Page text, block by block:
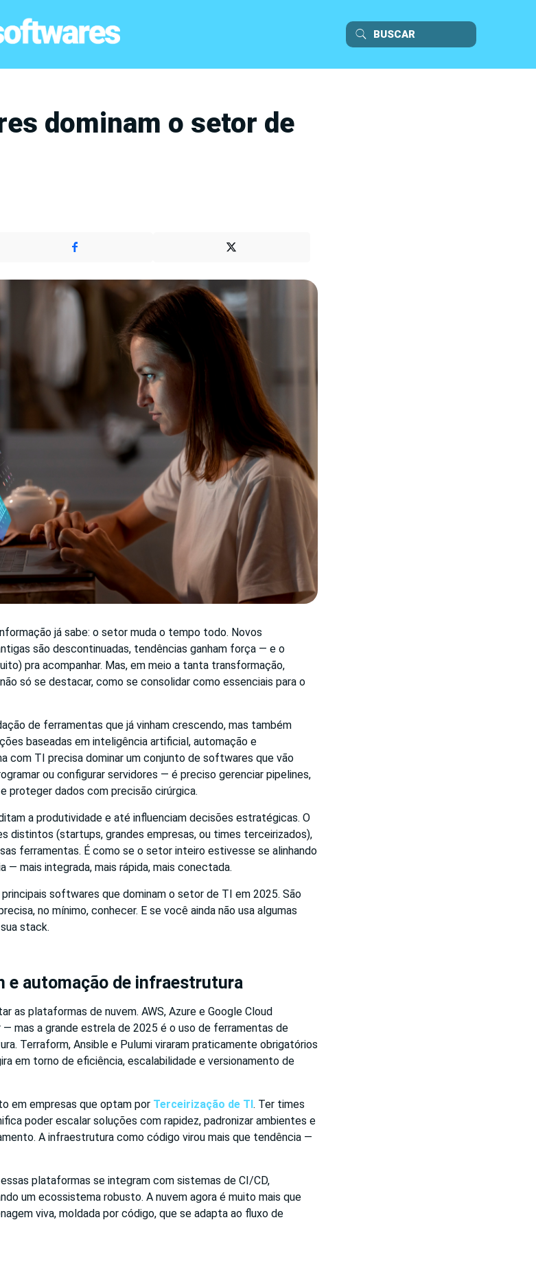
dominam o setor de
já sabe: o setor muda o tempo todo. Novos
são descontinuadas, tendências ganham força — e o
pra acompanhar. Mas, em meio a tanta transformação,
só se destacar, como se consolidar como essenciais para o
de ferramentas que já vinham crescendo, mas também
baseadas em inteligência artificial, automação e
com TI precisa dominar um conjunto de softwares que vão
ou configurar servidores — é preciso gerenciar pipelines,
proteger dados com precisão cirúrgica.
a produtividade e até influenciam decisões estratégicas. O
distintos (startups, grandes empresas, ou times terceirizados),
ferramentas. É como se o setor inteiro estivesse se alinhando
— mais integrada, mais rápida, mais conectada.
softwares que dominam o setor de TI em 2025. São
no mínimo, conhecer. E se você ainda não usa algumas
stack.
e automação de infraestrutura
as plataformas de nuvem. AWS, Azure e Google Cloud
mas a grande estrela de 2025 é o uso de ferramentas de
Terraform, Ansible e Pulumi viraram praticamente obrigatórios
em torno de eficiência, escalabilidade e versionamento de
em empresas que optam por Terceirização de TI. Ter times
poder escalar soluções com rapidez, padronizar ambientes e
A infraestrutura como código virou mais que tendência —
plataformas se integram com sistemas de CI/CD,
um ecossistema robusto. A nuvem agora é muito mais que
viva, moldada por código, que se adapta ao fluxo de